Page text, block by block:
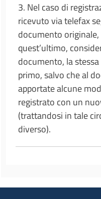
3. Nel caso di
ricevuto via telefax
documento
quest’ultimo,
documento, la
primo, salvo che al
apportate alcune
registrato con un
(trattandosi in tale
diverso).